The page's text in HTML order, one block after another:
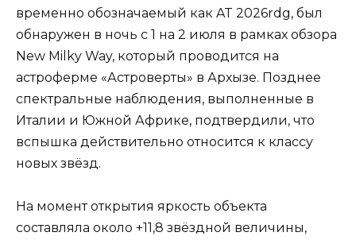
временно обозначаемый как AT 2026rdg, был
обнаружен в ночь с 1 на 2 июля в рамках обзора
New Milky Way, который проводится на
астроферме «Астроверты» в Архызе. Позднее
спектральные наблюдения, выполненные в
Италии и Южной Африке, подтвердили, что
вспышка действительно относится к классу
новых звёзд.
На момент открытия яркость объекта
составляла около +11,8 звёздной величины,